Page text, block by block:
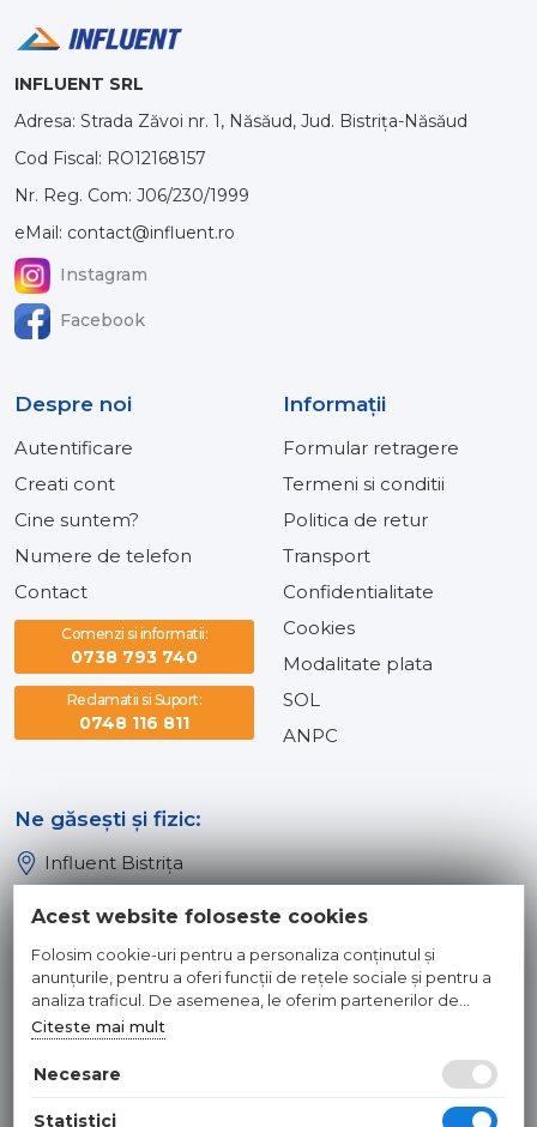
INFLUENT SRL
Adresa: Strada Zăvoi nr. 1, Năsăud, Jud. Bistrița-Năsăud
Cod Fiscal: RO12168157
Nr. Reg. Com: J06/230/1999
eMail: contact@influent.ro
Instagram
Facebook
Despre noi
Autentificare
Creati cont
Cine suntem?
Numere de telefon
Contact
Comenzi si informatii:
0738 793 740
Reclamatii si Suport:
0748 116 811
Informaţii
Formular retragere
Termeni si conditii
Politica de retur
Transport
Confidentialitate
Cookies
Modalitate plata
SOL
ANPC
Ne găsești și fizic:
Influent Bistrița
Influent Dej
© 2026 INFLUENT SRL
Toate preturile sunt exprimate in lei si includ tva. Ofertele sunt
Hosted byNameBox
Acest website foloseste cookies
Folosim cookie-uri pentru a personaliza conținutul și
anunțurile, pentru a oferi funcții de rețele sociale și pentru a
analiza traficul. De asemenea, le oferim partenerilor de
rețele sociale, de publicitate și de analize informații cu privire
la modul în care folosiți site-ul nostru. Aceștia le pot combina
cu alte informații oferite de dvs. sau culese în urma folosirii
Citeste mai mult
Necesare
Statistici